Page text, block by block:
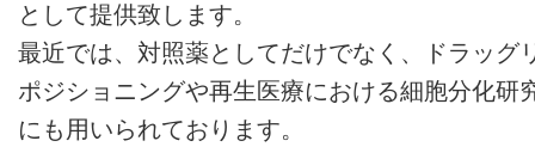
として提供致します。
最近では、対照薬としてだけでなく、ドラッグ
ポジショニングや再生医療における細胞分化研
にも用いられております。